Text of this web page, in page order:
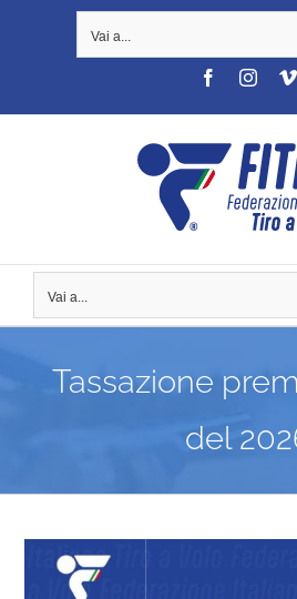
Vai a...
Facebook
Vai a...
Tassazione
del
Ingrandisci
immagine